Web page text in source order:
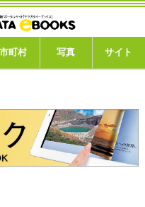
市町村 写真 サイト